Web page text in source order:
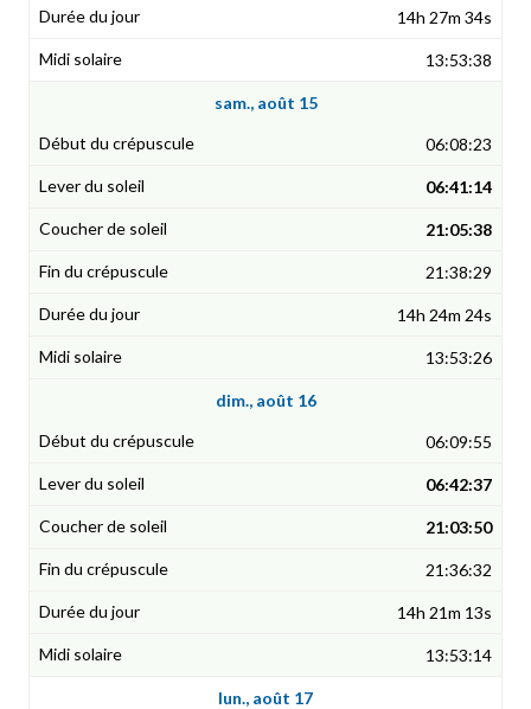
14h 27m 34s
13:53:38
sam., août 15
06:08:23
06:41:14
21:05:38
21:38:29
14h 24m 24s
13:53:26
dim., août 16
06:09:55
06:42:37
21:03:50
21:36:32
14h 21m 13s
13:53:14
lun., août 17